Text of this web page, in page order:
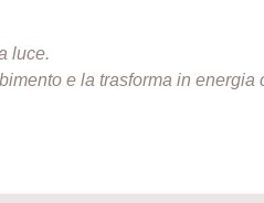
luce.
e la trasforma in